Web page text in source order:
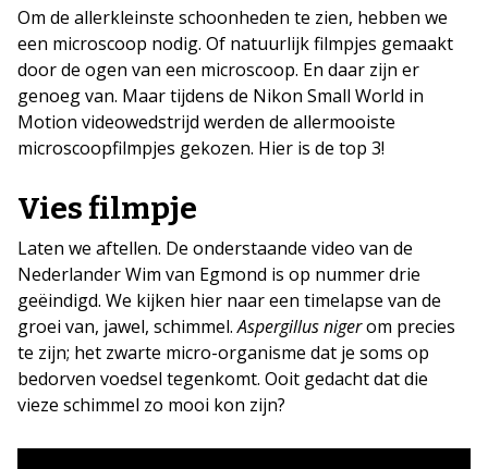
Om de allerkleinste schoonheden te zien, hebben we
een microscoop nodig. Of natuurlijk filmpjes gemaakt
door de ogen van een microscoop. En daar zijn er
genoeg van. Maar tijdens de Nikon Small World in
Motion videowedstrijd werden de allermooiste
microscoopfilmpjes gekozen. Hier is de top 3!
Vies filmpje
Laten we aftellen. De onderstaande video van de
Nederlander Wim van Egmond is op nummer drie
geëindigd. We kijken hier naar een timelapse van de
groei van, jawel, schimmel.Aspergillus nigerom precies
te zijn; het zwarte micro-organisme dat je soms op
bedorven voedsel tegenkomt. Ooit gedacht dat die
vieze schimmel zo mooi kon zijn?